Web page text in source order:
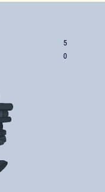
5
0